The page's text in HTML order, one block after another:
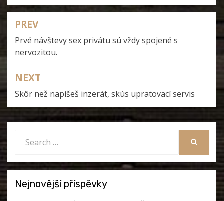
Navigace
pro
příspěvek
PREV
Prvé návštevy sex privátu sú vždy spojené s
nervozitou.
NEXT
Skôr než napíšeš inzerát, skús upratovací servis
for:
Nejnovější příspěvky